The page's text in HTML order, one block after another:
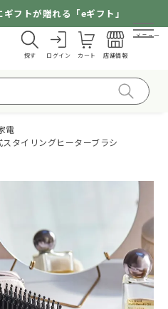
フトが贈れる「eギフト」
探す ログイン カート 店舗情報
メニュー
電
タイリングヒーターブラシ